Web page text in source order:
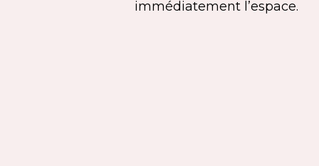
immédiatement l’espace.